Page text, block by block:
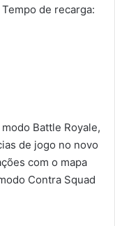
de recarga:
Battle Royale,
de jogo no novo
com o mapa
Contra Squad